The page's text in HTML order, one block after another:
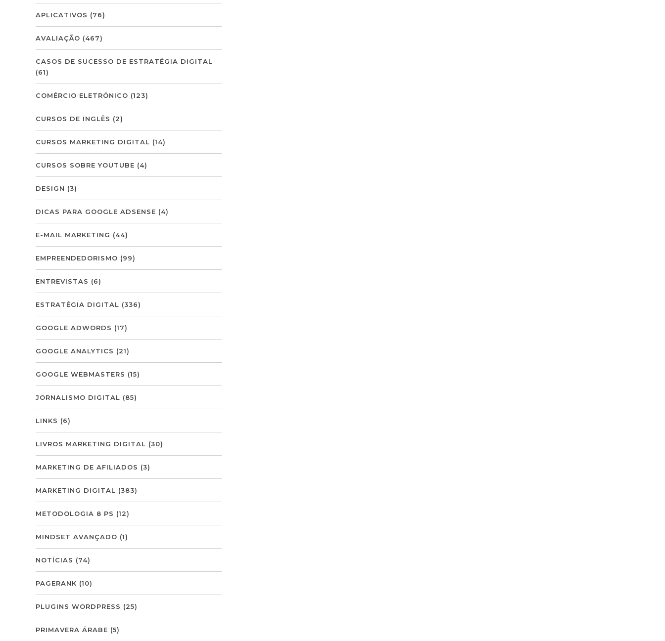
APLICATIVOS (76)
AVALIAÇÃO (467)
CASOS DE SUCESSO DE ESTRATÉGIA DIGITAL
(61)
COMÉRCIO ELETRÓNICO (123)
CURSOS DE INGLÊS (2)
CURSOS MARKETING DIGITAL (14)
CURSOS SOBRE YOUTUBE (4)
DESIGN (3)
DICAS PARA GOOGLE ADSENSE (4)
E-MAIL MARKETING (44)
EMPREENDEDORISMO (99)
ENTREVISTAS (6)
ESTRATÉGIA DIGITAL (336)
GOOGLE ADWORDS (17)
GOOGLE ANALYTICS (21)
GOOGLE WEBMASTERS (15)
JORNALISMO DIGITAL (85)
LINKS (6)
LIVROS MARKETING DIGITAL (30)
MARKETING DE AFILIADOS (3)
MARKETING DIGITAL (383)
METODOLOGIA 8 PS (12)
MINDSET AVANÇADO (1)
NOTÍCIAS (74)
PAGERANK (10)
PLUGINS WORDPRESS (25)
PRIMAVERA ÁRABE (5)